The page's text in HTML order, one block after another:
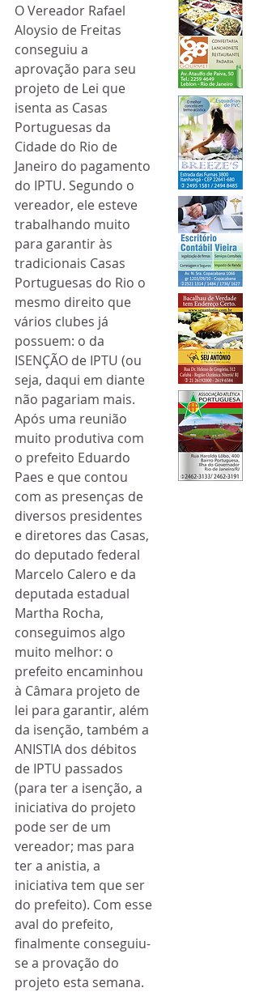
O Vereador Rafael
Aloysio de Freitas
conseguiu a
aprovação para seu
projeto de Lei que
isenta as Casas
Portuguesas da
Cidade do Rio de
Janeiro do pagamento
do IPTU. Segundo o
vereador, ele esteve
trabalhando muito
para garantir às
tradicionais Casas
Portuguesas do Rio o
mesmo direito que
vários clubes já
possuem: o da
ISENÇÃO de IPTU (ou
seja, daqui em diante
não pagariam mais.
Após uma reunião
muito produtiva com
o prefeito Eduardo
Paes e que contou
com as presenças de
diversos presidentes
e diretores das Casas,
do deputado federal
Marcelo Calero e da
deputada estadual
Martha Rocha,
conseguimos algo
muito melhor: o
prefeito encaminhou
à Câmara projeto de
lei para garantir, além
da isenção, também a
ANISTIA dos débitos
de IPTU passados
(para ter a isenção, a
iniciativa do projeto
pode ser de um
vereador; mas para
ter a anistia, a
iniciativa tem que ser
do prefeito). Com esse
aval do prefeito,
finalmente conseguiu-
se a provação do
projeto esta semana.